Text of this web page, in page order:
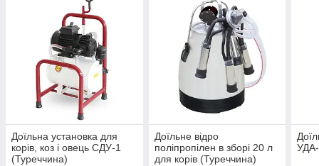
Доїльна установка для
корів, коз і овець СДУ-1
(Туреччина)
Доїльне відро
поліпропілен в зборі 20 л
для корів (Туреччина)